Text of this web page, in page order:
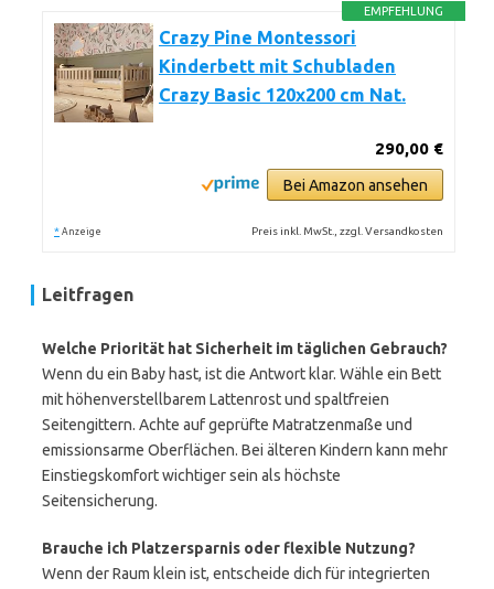
EMPFEHLUNG
Crazy Pine Montessori
Kinderbett mit Schubladen
Crazy Basic 120x200 cm Nat.
290,00 €
Bei Amazon ansehen
* Anzeige Preis inkl. MwSt., zzgl. Versandkosten
Leitfragen
Welche Priorität hat Sicherheit im täglichen Gebrauch?
Wenn du ein Baby hast, ist die Antwort klar. Wähle ein Bett
mit höhenverstellbarem Lattenrost und spaltfreien
Seitengittern. Achte auf geprüfte Matratzenmaße und
emissionsarme Oberflächen. Bei älteren Kindern kann mehr
Einstiegskomfort wichtiger sein als höchste
Seitensicherung.
Brauche ich Platzersparnis oder flexible Nutzung?
Wenn der Raum klein ist, entscheide dich für integrierten